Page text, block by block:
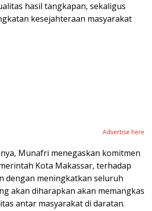
hasil tangkapan, sekaligus
kesejahteraan masyarakat
Advertise here
Munafri menegaskan komitmen
Kota Makassar, terhadap
dengan meningkatkan seluruh
akan diharapkan akan memangkas
antar masyarakat di daratan.